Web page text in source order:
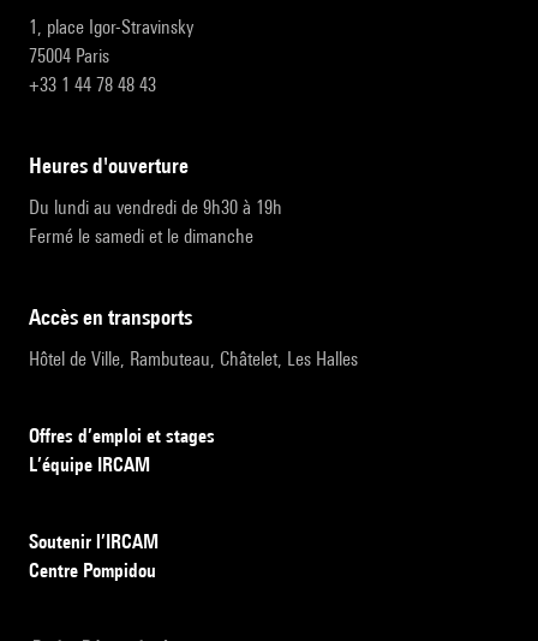
1, place Igor-Stravinsky
75004 Paris
+33 1 44 78 48 43
heures d'ouverture
Du lundi au vendredi de 9h30 à 19h
Fermé le samedi et le dimanche
accès en transports
Hôtel de Ville, Rambuteau, Châtelet, Les Halles
Offres d’emploi et stages
L’équipe IRCAM
Soutenir l’IRCAM
Centre Pompidou